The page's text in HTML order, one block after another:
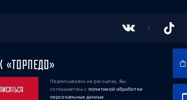
Подписываясь на рассылку, Вы
соглашаетесь с политикой обработки
персональных данных